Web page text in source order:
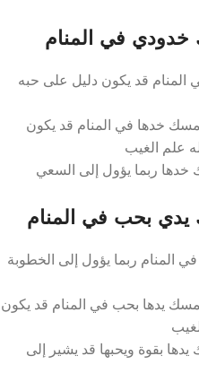
في المنام
قد يكون دليل على حبه
خدها في المنام قد يكون
علم الغيب
خدها ربما يؤول إلى السعي
بحب في المنام
ربما يؤول إلى الخطوبة
يدها بحب في المنام قد يكون
بقوة ويحبها قد يشير إلى